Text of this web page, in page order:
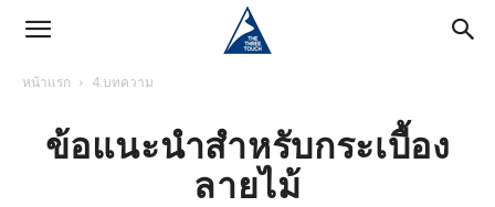
หน้าแรก 4.บทความ
ข้อแนะนำสำหรับกระเบื้อง
ลายไม้